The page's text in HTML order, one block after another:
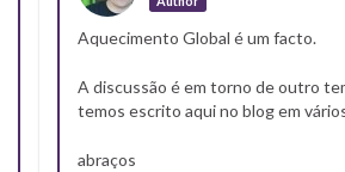
Aquecimento Global é um facto.
A discussão é em torno de outro
temos escrito aqui no blog em
abraços